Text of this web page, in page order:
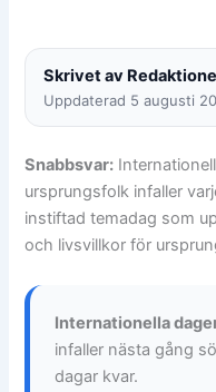
Skrivet av
Uppdaterad 5 augusti
Snabbsvar:
ursprungsfolk infaller
instiftad temadag som
och livsvillkor för
Internationella
infaller nästa gång
dagar kvar.